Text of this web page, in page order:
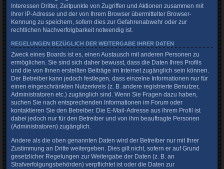
Interessen Dritter, Zeitpunkte von Zugriffen und Aktionen zusammen mit
Ihrer IP-Adresse und der von Ihrem Browser übermittelter Browser-
Kennung zu speichern, sofern dies zur Gefahrenabwehr oder zur
rechtlichen Nachverfolgbarkeit notwendig ist.
REGELUNGEN BEZÜGLICH DER WEITERGABE IHRER DATEN
Zweck eines Boards ist es, einen Austausch mit anderen Personen zu
ermöglichen. Sie sind sich daher bewusst, dass die Daten Ihres Profils
und die von Ihnen erstellten Beiträge im Internet zugänglich sein können.
Der Betreiber kann jedoch festlegen, dass einzelne Informationen nur für
einen eingeschränkten Nutzerkreis (z. B. andere registrierte Benutzer,
Administratoren etc.) zugänglich sind. Wenn Sie Fragen dazu haben,
suchen Sie nach entsprechenden Informationen im Forum oder
kontaktieren Sie den Betreiber. Die E-Mail-Adresse aus Ihrem Profil ist
dabei jedoch nur für den Betreiber und von ihm beauftragte Personen
(Administratoren) zugänglich.
Andere als die oben genannten Daten wird der Betreiber nur mit Ihrer
Zustimmung an Dritte weitergeben. Dies gilt nicht, sofern er auf Grund
gesetzlicher Regelungen zur Weitergabe der Daten (z. B. an
Strafverfolgungsbehörden) verpflichtet ist oder die Daten zur